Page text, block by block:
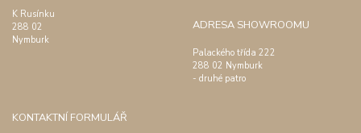
K Rusínku
288 02
Nymburk
ADRESA SHOWROOMU
Palackého třída 222
288 02 Nymburk
- druhé patro
KONTAKTNÍ FORMULÁŘ